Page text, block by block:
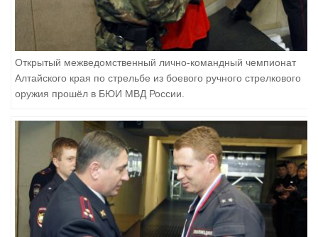
Открытый межведомственный лично-командный чемпионат
Алтайского края по стрельбе из боевого ручного стрелкового
оружия прошёл в БЮИ МВД России.